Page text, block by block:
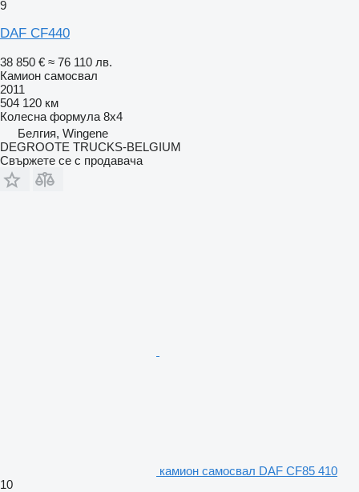
9
DAF CF440
38 850 € ≈ 76 110 лв.
Камион самосвал
2011
504 120 км
Колесна формула 8x4
Белгия, Wingene
DEGROOTE TRUCKS-BELGIUM
Свържете се с продавача
камион самосвал DAF CF85 410
10